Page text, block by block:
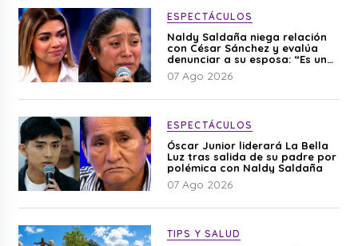
ESPECTÁCULOS
Naldy Saldaña niega relación
con César Sánchez y evalúa
denunciar a su esposa: “Es una
difamación”
07 Ago 2026
ESPECTÁCULOS
Óscar Junior liderará La Bella
Luz tras salida de su padre por
polémica con Naldy Saldaña
07 Ago 2026
TIPS Y SALUD